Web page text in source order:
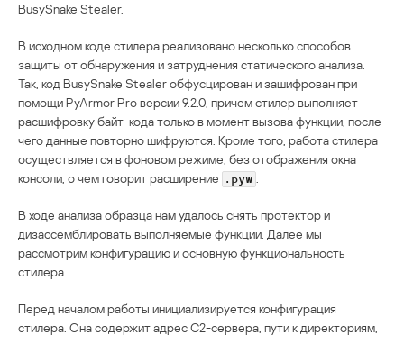
BusySnake Stealer.
В исходном коде стилера реализовано несколько способов
защиты от обнаружения и затруднения статического анализа.
Так, код BusySnake Stealer обфусцирован и зашифрован при
помощи PyArmor Pro версии 9.2.0, причем стилер выполняет
расшифровку байт-кода только в момент вызова функции, после
чего данные повторно шифруются. Кроме того, работа стилера
осуществляется в фоновом режиме, без отображения окна
консоли, о чем говорит расширение
.pyw
В ходе анализа образца нам удалось снять протектор и
дизассемблировать выполняемые функции. Далее мы
рассмотрим конфигурацию и основную функциональность
стилера.
Перед началом работы инициализируется конфигурация
стилера. Она содержит адрес C2-сервера, пути к директориям,